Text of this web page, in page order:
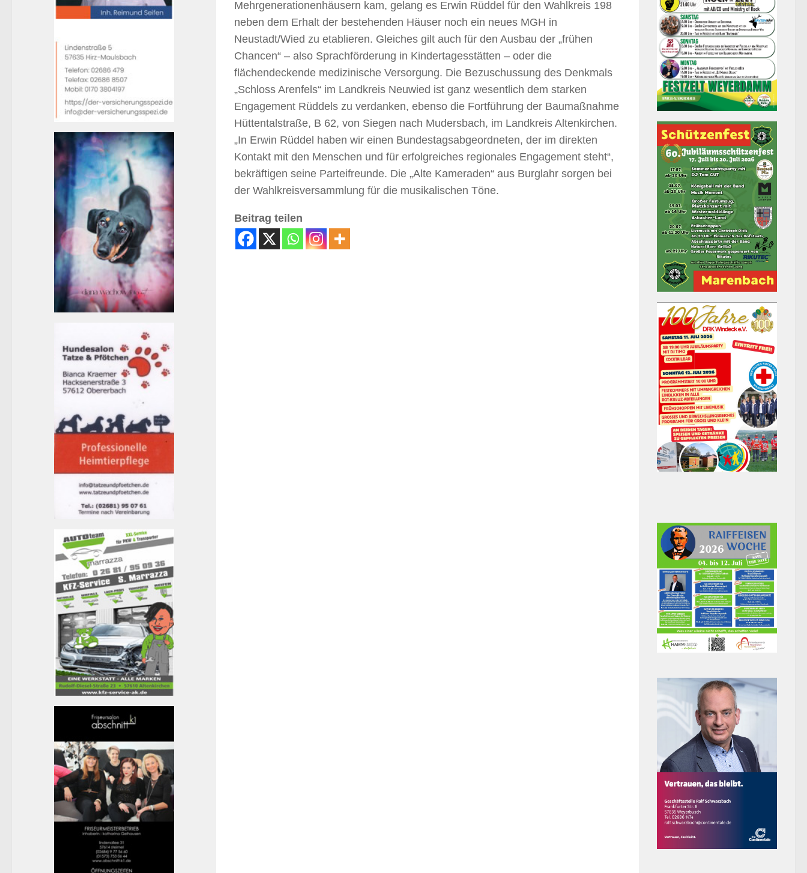
Mehrgenerationenhäusern kam, gelang es Erwin Rüddel für den Wahlkreis 198
neben dem Erhalt der bestehenden Häuser noch ein neues MGH in
Neustadt/Wied zu etablieren. Gleiches gilt auch für den Ausbau der „frühen
Chancen“ – also Sprachförderung in Kindertagesstätten – oder die
flächendeckende medizinische Versorgung. Die Bezuschussung des Denkmals
„Schloss Arenfels“ im Landkreis Neuwied ist ganz wesentlich dem starken
Engagement Rüddels zu verdanken, ebenso die Fortführung der Baumaßnahme
Hüttentalstraße, B 62, von Siegen nach Mudersbach, im Landkreis Altenkirchen.
„In Erwin Rüddel haben wir einen Bundestagsabgeordneten, der im direkten
Kontakt mit den Menschen und für erfolgreiches regionales Engagement steht“,
bekräftigen seine Parteifreunde. Die „Alte Kameraden“ aus Burglahr sorgen bei
der Wahlkreisversammlung für die musikalischen Töne.
Beitrag teilen